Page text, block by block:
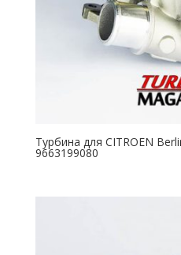
Турбина для CITROEN
9663199080